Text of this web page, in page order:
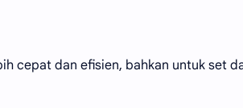
cepat dan efisien, bahkan untuk set